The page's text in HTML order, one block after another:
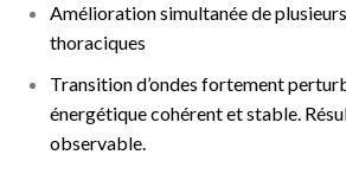
Amélioration simultanée de
thoraciques
Transition d’ondes fortement
énergétique cohérent et stable.
observable.